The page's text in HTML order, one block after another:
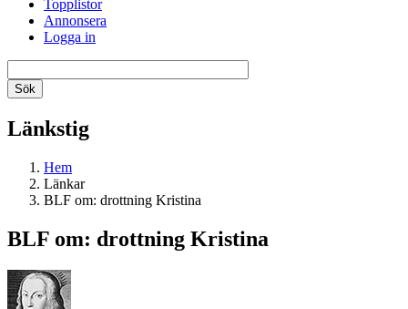
Topplistor
Annonsera
Logga in
Länkstig
Hem
Länkar
BLF om: drottning Kristina
BLF om: drottning Kristina